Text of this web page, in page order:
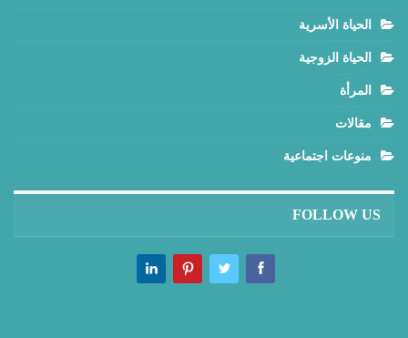
الحياة الأسرية
الحياة الزوجية
المرأة
مقالات
منوعات اجتماعية
FOLLOW US